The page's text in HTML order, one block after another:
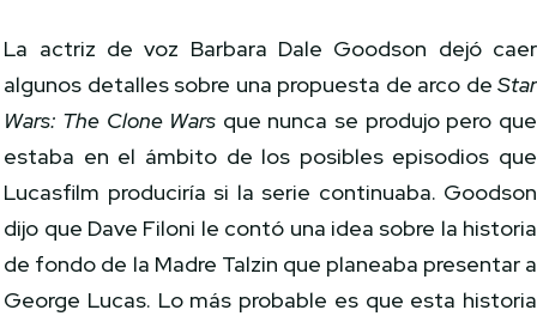
La actriz de voz Barbara Dale Goodson dejó caer
algunos detalles sobre una propuesta de arco deStar
Wars: The Clone Wars que nunca se produjo pero que
estaba en el ámbito de los posibles episodios que
Lucasfilm produciría si la serie continuaba. Goodson
dijo que Dave Filoni le contó una idea sobre la historia
de fondo de la Madre Talzin que planeaba presentar a
George Lucas. Lo más probable es que esta historia